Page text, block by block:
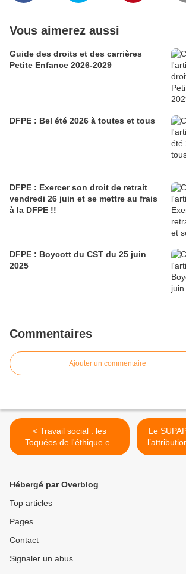
Vous aimerez aussi
Guide des droits et des carrières
Petite Enfance 2026-2029
DFPE : Bel été 2026 à toutes et tous
DFPE : Exercer son droit de retrait
vendredi 26 juin et se mettre au frais
à la DFPE !!
DFPE : Boycott du CST du 25 juin
2025
Commentaires
Ajouter un commentaire
< Travail social : les
Toquées de l'éthique en
représentation gratuite le
Le
de
Hébergé par Overblog
Top articles
Pages
Contact
Signaler un abus